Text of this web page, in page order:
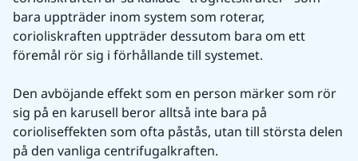
bara uppträder inom system som roterar,
corioliskraften uppträder dessutom bara om ett
föremål rör sig i förhållande till systemet.
Den avböjande effekt som en person märker som rör
sig på en karusell beror alltså inte bara på
corioliseffekten som ofta påstås, utan till största delen
på den vanliga centrifugalkraften.